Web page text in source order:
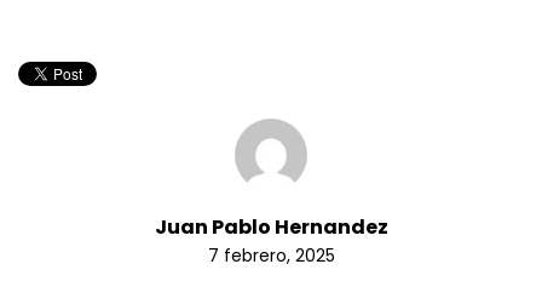
Juan Pablo Hernandez
7 febrero, 2025